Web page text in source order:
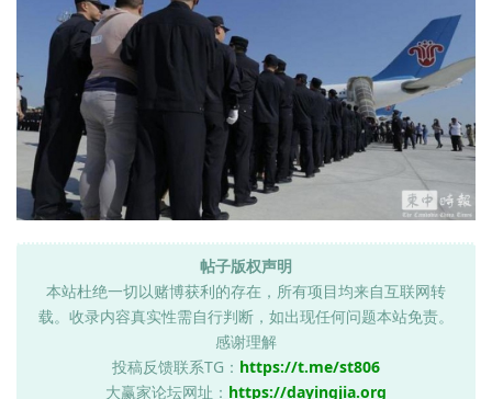
帖子版权声明
本站杜绝一切以赌博获利的存在，所有项目均来自互联网转
载。收录内容真实性需自行判断，如出现任何问题本站免责。
感谢理解
投稿反馈联系TG： https://t.me/st806
大赢家论坛网址： https://dayingjia.org